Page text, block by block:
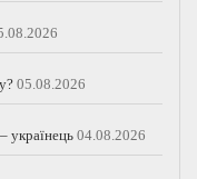
05.08.2026
українець 04.08.2026